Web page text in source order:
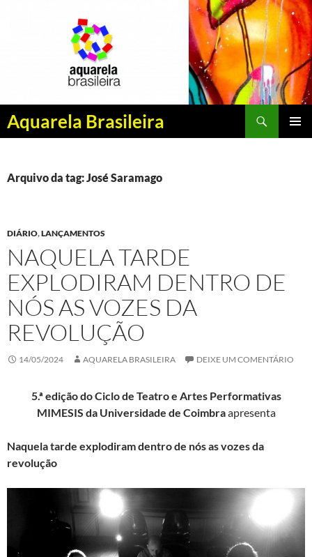
Aquarela Brasileira
Pesquisar
PULAR
CONTEÚDO
Arquivo da tag: José Saramago
DIÁRIO,LANÇAMENTOS
NAQUELA TARDE
EXPLODIRAM DENTRO DE
NÓS AS VOZES DA
REVOLUÇÃO
14/05/2024 AQUARELA BRASILEIRA DEIXE UM COMENTÁRIO
5.ª edição do Ciclo de Teatro e Artes Performativas
MIMESIS da Universidade de Coimbraapresenta
Naquela tarde explodiram dentro de nós as vozes da
revolução